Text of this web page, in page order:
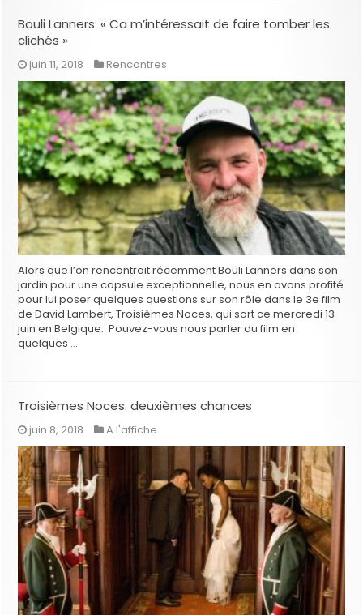
Bouli Lanners: « Ca m’intéressait de faire tomber les
clichés »
juin 11, 2018 Rencontres
Alors que l’on rencontrait récemment Bouli Lanners dans son
jardin pour une capsule exceptionnelle, nous en avons profité
pour lui poser quelques questions sur son rôle dans le 3e film
de David Lambert, Troisièmes Noces, qui sort ce mercredi 13
juin en Belgique. Pouvez-vous nous parler du film en
quelques …
Troisièmes Noces: deuxièmes chances
juin 8, 2018 A l'affiche